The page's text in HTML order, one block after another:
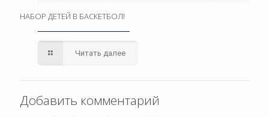
НАБОР ДЕТЕЙ В БАСКЕТБОЛ!
Читать далее
Добавить комментарий